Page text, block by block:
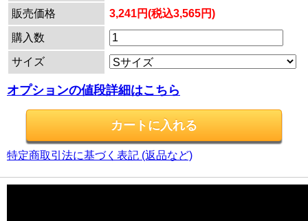
販売価格
3,241円(税込3,565円)
購入数
サイズ
オプションの値段詳細はこちら
特定商取引法に基づく表記 (返品など)